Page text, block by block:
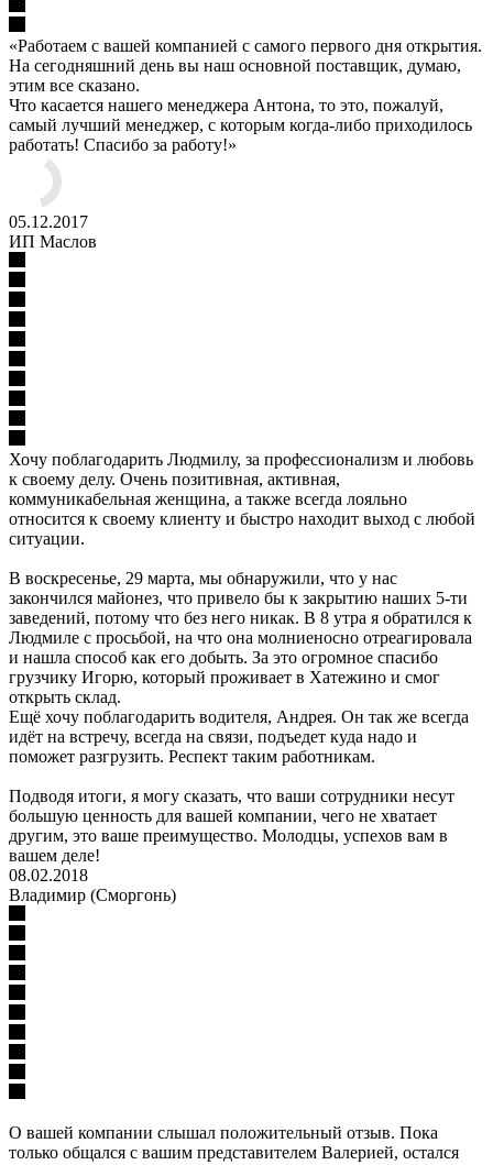
«Работаем с вашей компанией с самого первого дня открытия.
На сегодняшний день вы наш основной поставщик, думаю,
этим все сказано.
Что касается нашего менеджера Антона, то это, пожалуй,
самый лучший менеджер, с которым когда-либо приходилось
работать! Спасибо за работу!»
05.12.2017
ИП Маслов
Хочу поблагодарить Людмилу, за профессионализм и любовь
к своему делу. Очень позитивная, активная,
коммуникабельная женщина, а также всегда лояльно
относится к своему клиенту и быстро находит выход с любой
ситуации.
В воскресенье, 29 марта, мы обнаружили, что у нас
закончился майонез, что привело бы к закрытию наших 5-ти
заведений, потому что без него никак. В 8 утра я обратился к
Людмиле с просьбой, на что она молниеносно отреагировала
и нашла способ как его добыть. За это огромное спасибо
грузчику Игорю, который проживает в Хатежино и смог
открыть склад.
Ещё хочу поблагодарить водителя, Андрея. Он так же всегда
идёт на встречу, всегда на связи, подъедет куда надо и
поможет разгрузить. Респект таким работникам.
Подводя итоги, я могу сказать, что ваши сотрудники несут
большую ценность для вашей компании, чего не хватает
другим, это ваше преимущество. Молодцы, успехов вам в
вашем деле!
08.02.2018
Владимир (Сморгонь)
О вашей компании слышал положительный отзыв. Пока
только общался с вашим представителем Валерией, остался